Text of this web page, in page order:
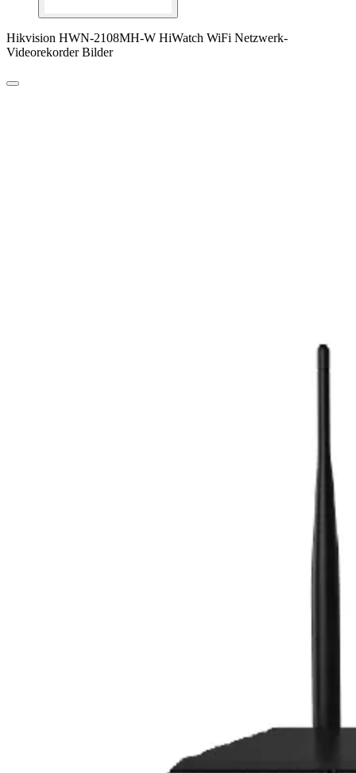
Hikvision HWN-2108MH-W HiWatch WiFi Netzwerk-
Videorekorder Bilder